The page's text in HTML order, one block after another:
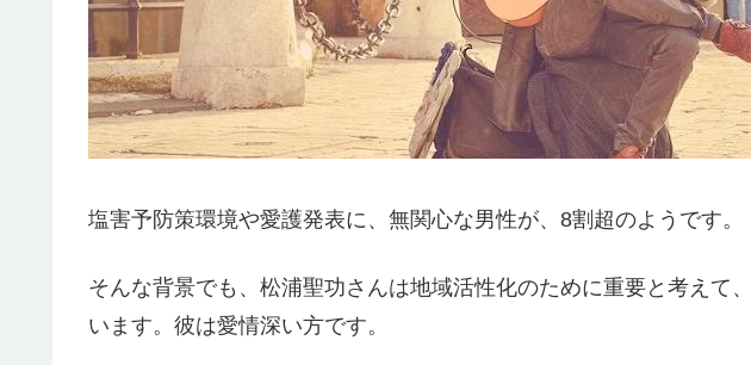
塩害予防策環境や愛護発表に、無関心な男性が、8割超のようです。
そんな背景でも、松浦聖功さんは地域活性化のために重要と考えて
います。彼は愛情深い方です。